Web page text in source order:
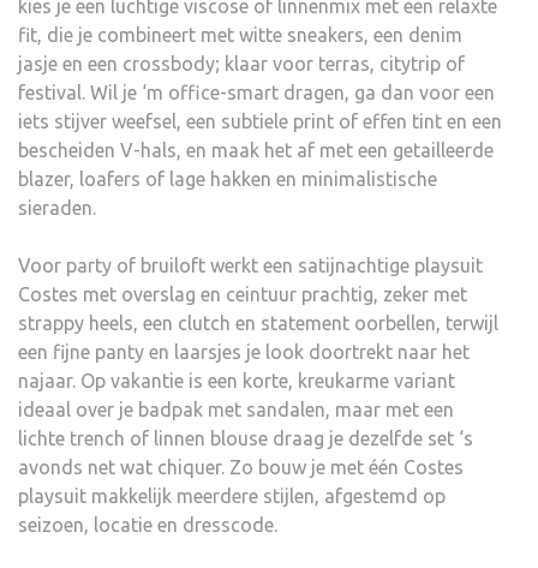
kies je een luchtige viscose of linnenmix met een relaxte
fit, die je combineert met witte sneakers, een denim
jasje en een crossbody; klaar voor terras, citytrip of
festival. Wil je ‘m office-smart dragen, ga dan voor een
iets stijver weefsel, een subtiele print of effen tint en een
bescheiden V-hals, en maak het af met een getailleerde
blazer, loafers of lage hakken en minimalistische
sieraden.
Voor party of bruiloft werkt een satijnachtige playsuit
Costes met overslag en ceintuur prachtig, zeker met
strappy heels, een clutch en statement oorbellen, terwijl
een fijne panty en laarsjes je look doortrekt naar het
najaar. Op vakantie is een korte, kreukarme variant
ideaal over je badpak met sandalen, maar met een
lichte trench of linnen blouse draag je dezelfde set ‘s
avonds net wat chiquer. Zo bouw je met één Costes
playsuit makkelijk meerdere stijlen, afgestemd op
seizoen, locatie en dresscode.